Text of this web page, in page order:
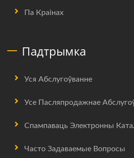
Па Краінах
Падтрымка
Уся Абслугоўванне
Усе Пасляпродажнае
Спампаваць Электронны
Часто Задаваемые Вопросы